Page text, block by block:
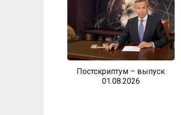
Постскриптум – выпуск
01.08.2026